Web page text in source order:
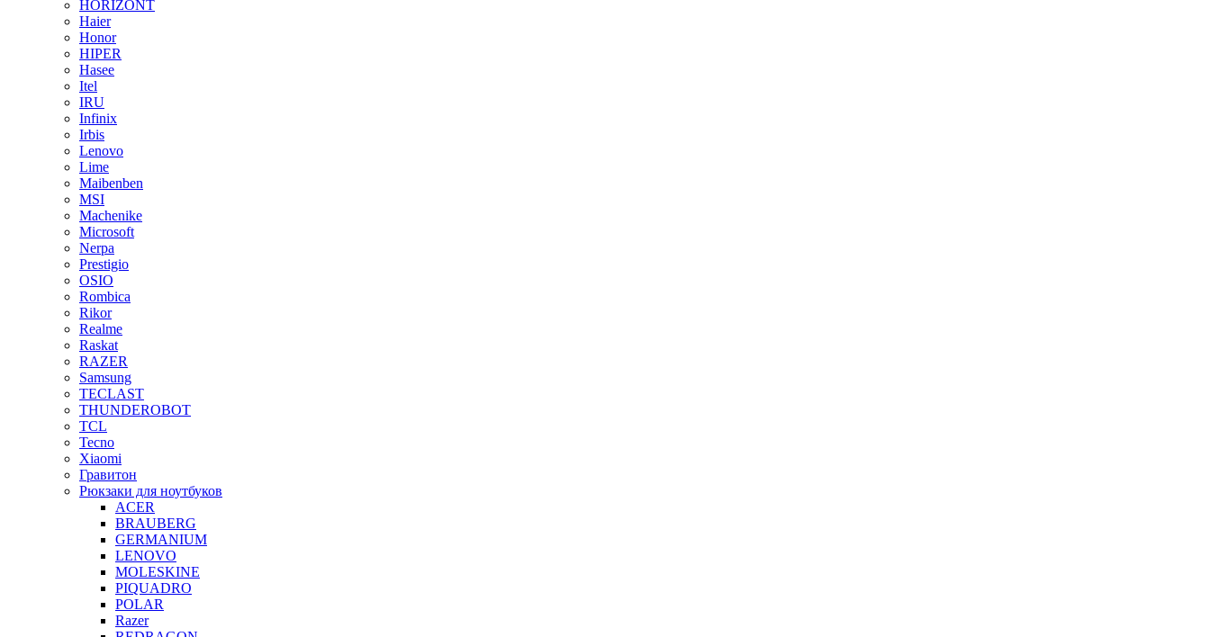
HORIZONT
Haier
Honor
HIPER
Hasee
Itel
IRU
Infinix
Irbis
Lenovo
Lime
Maibenben
MSI
Machenike
Microsoft
Nerpa
Prestigio
OSIO
Rombica
Rikor
Realme
Raskat
RAZER
Samsung
TECLAST
THUNDEROBOT
TCL
Tecno
Xiaomi
Гравитон
Рюкзаки для ноутбуков
ACER
BRAUBERG
GERMANIUM
LENOVO
MOLESKINE
PIQUADRO
POLAR
Razer